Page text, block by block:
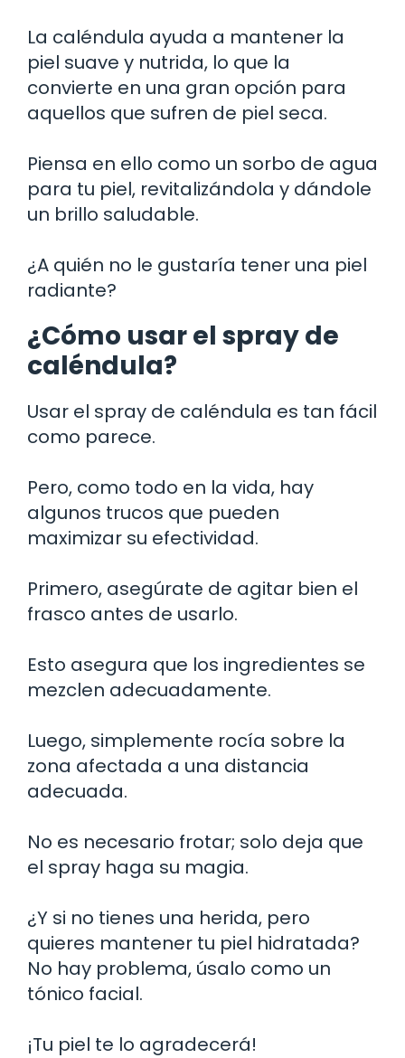
La caléndula ayuda a mantener la
piel suave y nutrida, lo que la
convierte en una gran opción para
aquellos que sufren de piel seca.
Piensa en ello como un sorbo de agua
para tu piel, revitalizándola y dándole
un brillo saludable.
¿A quién no le gustaría tener una piel
radiante?
¿Cómo usar el spray de
caléndula?
Usar el spray de caléndula es tan fácil
como parece.
Pero, como todo en la vida, hay
algunos trucos que pueden
maximizar su efectividad.
Primero, asegúrate de agitar bien el
frasco antes de usarlo.
Esto asegura que los ingredientes se
mezclen adecuadamente.
Luego, simplemente rocía sobre la
zona afectada a una distancia
adecuada.
No es necesario frotar; solo deja que
el spray haga su magia.
¿Y si no tienes una herida, pero
quieres mantener tu piel hidratada?
No hay problema, úsalo como un
tónico facial.
¡Tu piel te lo agradecerá!